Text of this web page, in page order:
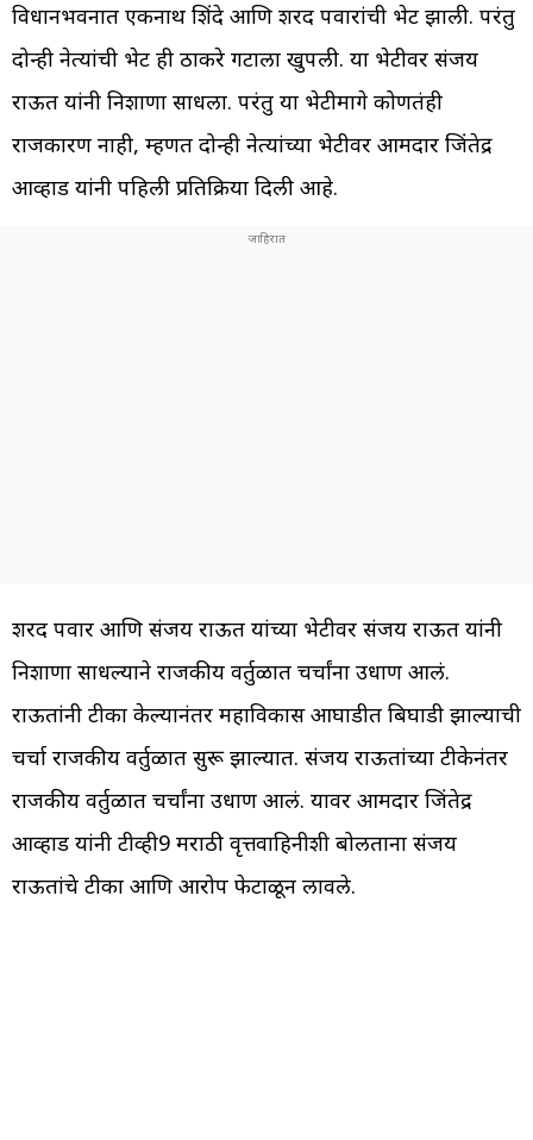
विधानभवनात एकनाथ शिंदे आणि शरद पवारांची भेट झाली. परंतु
दोन्ही नेत्यांची भेट ही ठाकरे गटाला खुपली. या भेटीवर संजय
राऊत यांनी निशाणा साधला. परंतु या भेटीमागे कोणतंही
राजकारण नाही, म्हणत दोन्ही नेत्यांच्या भेटीवर आमदार जिंतेद्र
आव्हाड यांनी पहिली प्रतिक्रिया दिली आहे.
शरद पवार आणि संजय राऊत यांच्या भेटीवर संजय राऊत यांनी
निशाणा साधल्याने राजकीय वर्तुळात चर्चांना उधाण आलं.
राऊतांनी टीका केल्यानंतर महाविकास आघाडीत बिघाडी झाल्याची
चर्चा राजकीय वर्तुळात सुरू झाल्यात. संजय राऊतांच्या टीकेनंतर
राजकीय वर्तुळात चर्चांना उधाण आलं. यावर आमदार जिंतेद्र
आव्हाड यांनी टीव्ही9 मराठी वृत्तवाहिनीशी बोलताना संजय
राऊतांचे टीका आणि आरोप फेटाळून लावले.